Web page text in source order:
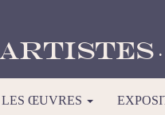
·
LES ŒUVRES